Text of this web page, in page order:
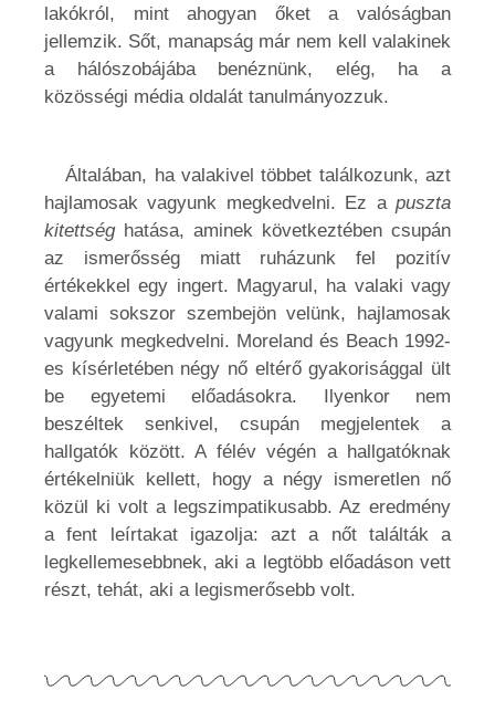
lakókról, mint ahogyan őket a valóságban
jellemzik. Sőt, manapság már nem kell valakinek
a hálószobájába benéznünk, elég, ha a
közösségi média oldalát tanulmányozzuk.
Általában, ha valakivel többet találkozunk, azt
hajlamosak vagyunk megkedvelni. Ez a puszta
kitettséghatása, aminek következtében csupán
az ismerősség miatt ruházunk fel pozitív
értékekkel egy ingert. Magyarul, ha valaki vagy
valami sokszor szembejön velünk, hajlamosak
vagyunk megkedvelni. Moreland és Beach 1992-
es kísérletében négy nő eltérő gyakorisággal ült
be egyetemi előadásokra. Ilyenkor nem
beszéltek senkivel, csupán megjelentek a
hallgatók között. A félév végén a hallgatóknak
értékelniük kellett, hogy a négy ismeretlen nő
közül ki volt a legszimpatikusabb. Az eredmény
a fent leírtakat igazolja: azt a nőt találták a
legkellemesebbnek, aki a legtöbb előadáson vett
részt, tehát, aki a legismerősebb volt.